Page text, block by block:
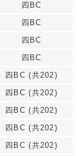
四BC
四BC
四BC
四BC
四BC (共202)
四BC (共202)
四BC (共202)
四BC (共202)
四BC (共202)